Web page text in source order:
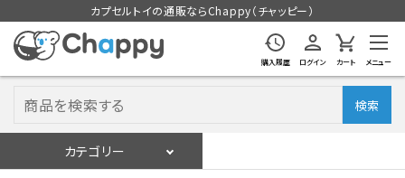
カプセルトイの通販ならChappy（チャッピー）
購入履歴 ログイン カート メニュー
検索
カテゴリー